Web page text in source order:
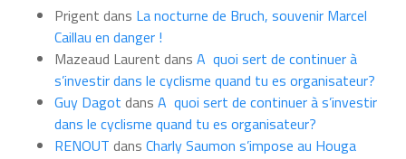
moisPrigent dans La nocturne de Bruch, souvenir Marcel
Caillau en danger !
Mazeaud Laurent dans A quoi sert de continuer à
s’investir dans le cyclisme quand tu es organisateur?
Guy Dagot dans A quoi sert de continuer à s’investir
dans le cyclisme quand tu es organisateur?
RENOUT dans Charly Saumon s’impose au Houga